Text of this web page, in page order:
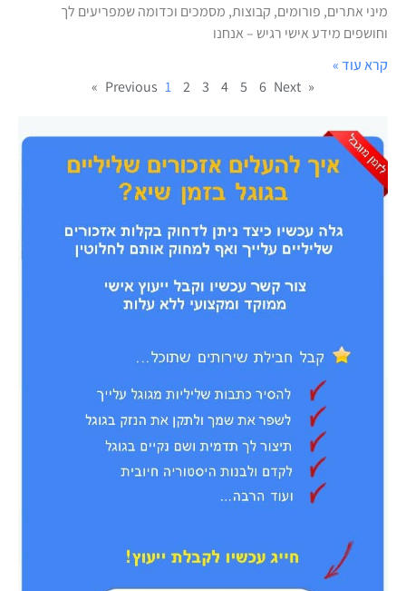
מיני אתרים, פורומים, קבוצות, מסמכים וכדומה שמפריעים לך
וחושפים מידע אישי רגיש – אנחנו
קרא עוד »
« Previous
1 2 3 4 5 6 Next »